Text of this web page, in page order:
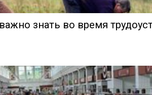
знать во время